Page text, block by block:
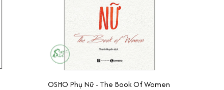
OSHO Phụ Nữ - The Book Of Women